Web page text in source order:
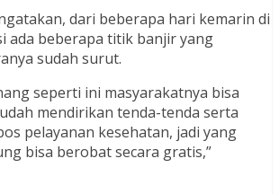
dari beberapa hari kemarin di
ada beberapa titik banjir yang
sudah surut.
seperti ini masyarakatnya bisa
mendirikan tenda-tenda serta
pelayanan kesehatan, jadi yang
bisa berobat secara gratis,”